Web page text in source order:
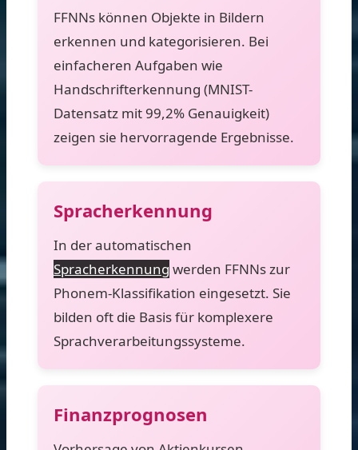
FFNNs können Objekte in Bildern
erkennen und kategorisieren. Bei
einfacheren Aufgaben wie
Handschrifterkennung (MNIST-
Datensatz mit 99,2% Genauigkeit)
zeigen sie hervorragende Ergebnisse.
Spracherkennung
In der automatischen
Spracherkennung werden FFNNs zur
Phonem-Klassifikation eingesetzt. Sie
bilden oft die Basis für komplexere
Sprachverarbeitungssysteme.
Finanzprognosen